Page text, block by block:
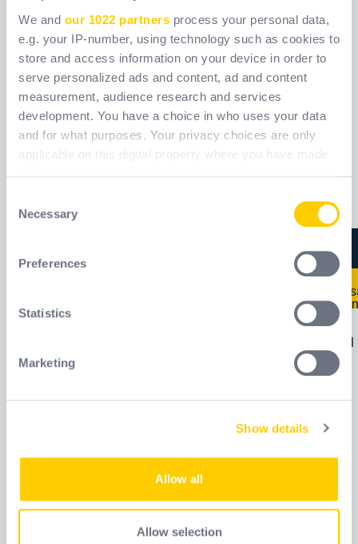
We and our 1022 partners process your personal data,
e.g. your IP-number, using technology such as cookies to
store and access information on your device in order to
serve personalized ads and content, ad and content
measurement, audience research and services
development. You have a choice in who uses your data
and for what purposes. Your privacy choices are only
applicable on this digital property where you have made
the Privacy trigger icon.
meters
Identify your device by actively scanning it for
Find out more about how your personal data is processed
We use cookies to personalise content and ads, to
our social media, advertising and analytics partners who
may combine it with other information that you’ve
provided to them or that they’ve collected from your use
Selection
Necessary
Preferences
Statistics
Marketing
Show details
Allow all
Allow selection
CONIC200
Ref. CONIC200
CONICCO200
CONICCO200
GILM3
Ref.